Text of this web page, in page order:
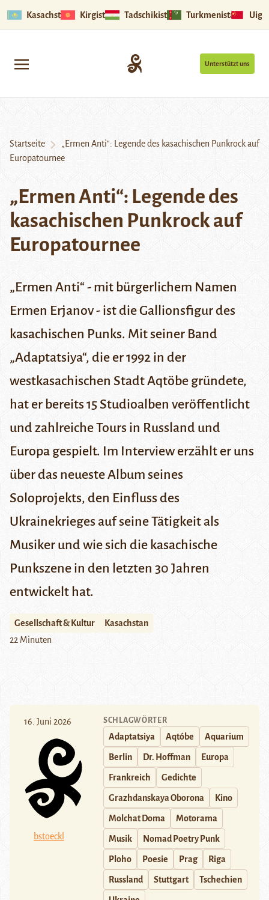
Kasachstan Kirgistan Tadschikistan Turkmenistan
Unterstützt uns
Startseite
„Ermen Anti“: Legende des kasachischen Punkrock auf
Europatournee
„Ermen Anti“: Legende des
kasachischen Punkrock auf
Europatournee
„Ermen Anti“ - mit bürgerlichem Namen
Ermen Erjanov - ist die Gallionsfigur des
kasachischen Punks. Mit seiner Band
„Adaptatsiya“, die er 1992 in der
westkasachischen Stadt Aqtöbe gründete,
hat er bereits 15 Studioalben veröffentlicht
und zahlreiche Tours in Russland und
Europa gespielt. Im Interview erzählt er uns
über das neueste Album seines
Soloprojekts, den Einfluss des
Ukrainekrieges auf seine Tätigkeit als
Musiker und wie sich die kasachische
Punkszene in den letzten 30 Jahren
entwickelt hat.
Gesellschaft & Kultur
Kasachstan
22 Minuten
16. Juni 2026
bstoeckl
SCHLAGWÖRTER
Adaptatsiya Aqtóbe Aquarium
Berlin Dr. Hoffman Europa
Frankreich Gedichte
Grazhdanskaya Oborona Kino
Molchat Doma Motorama
Musik Nomad Poetry Punk
Ploho Poesie Prag Riga
Russland Stuttgart Tschechien